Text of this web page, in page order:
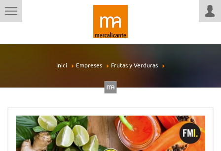
Inici Empreses Frutas y Verduras